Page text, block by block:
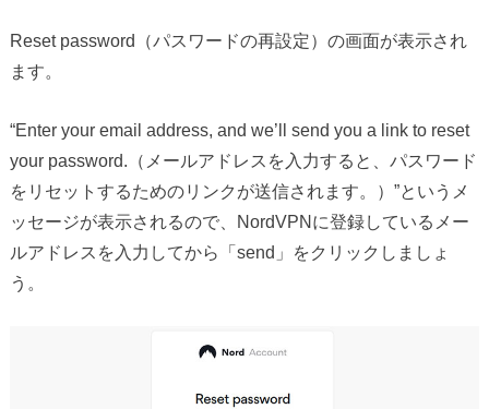
Reset password（パスワードの再設定）の画面が表示され
ます。
“Enter your email address, and we’ll send you a link to reset
your password.（メールアドレスを入力すると、パスワード
をリセットするためのリンクが送信されます。）”というメ
ッセージが表示されるので、NordVPNに登録しているメー
ルアドレスを入力してから「send」をクリックしましょ
う。